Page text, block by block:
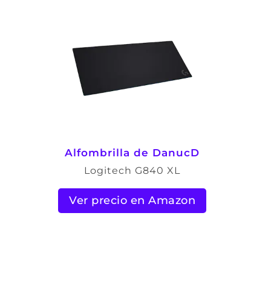
Alfombrilla de DanucD
Logitech G840 XL
Ver precio en Amazon